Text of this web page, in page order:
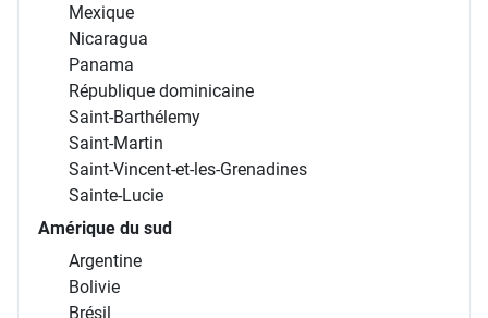
Mexique
Nicaragua
Panama
République dominicaine
Saint-Barthélemy
Saint-Martin
Saint-Vincent-et-les-Grenadines
Sainte-Lucie
Amérique du sud
Argentine
Bolivie
Brésil